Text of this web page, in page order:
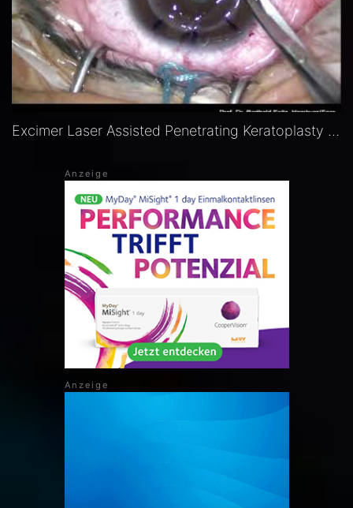
Excimer Laser Assisted Penetrating Keratoplasty in Keratoconus